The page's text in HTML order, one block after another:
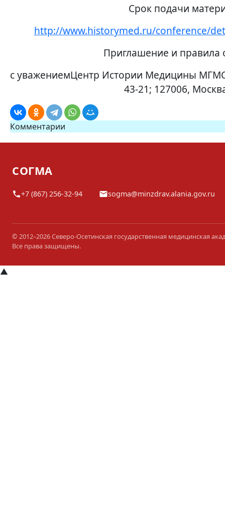
Cрок подачи
http://www.historymed.ru/conference/
Приглашение и правила
с уважениемЦентр Истории Медицины
43-21; 127006,
Комментарии
СОГМА
+7 (867) 256-32-94 sogma@minzdrav.alania.gov.ru
© 2012–2026 Северо-Осетинская государственная медицинская
Все права защищены.
▲